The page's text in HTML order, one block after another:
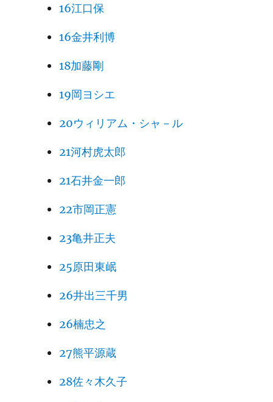
16江口保
16金井利博
18加藤剛
19岡ヨシエ
20ウィリアム・シャ－ル
21河村虎太郎
21石井金一郎
22市岡正憲
23亀井正夫
25原田東岷
26井出三千男
26楠忠之
27熊平源蔵
28佐々木久子